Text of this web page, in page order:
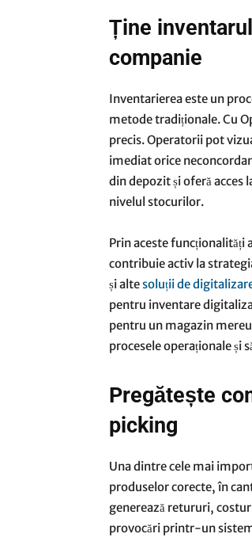
Ține
companie
Inventarierea este un
metode tradiționale. Cu
precis. Operatorii pot
imediat orice
din depozit și oferă
nivelul stocurilor.
Prin aceste funcționalități
contribuie activ la
și altesoluții de
pentru inventare
pentru un magazin
procesele operaționale și
Pregătește
picking
Una dintre cele mai
produselor corecte, în
generează retururi,
provocări printr-un